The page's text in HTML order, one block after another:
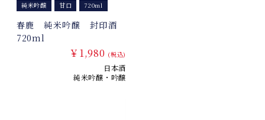
純米吟醸 甘口 720ml
春鹿 純米吟醸 封印酒
720ml
￥1,980 (税込)
日本酒
純米吟醸・吟醸